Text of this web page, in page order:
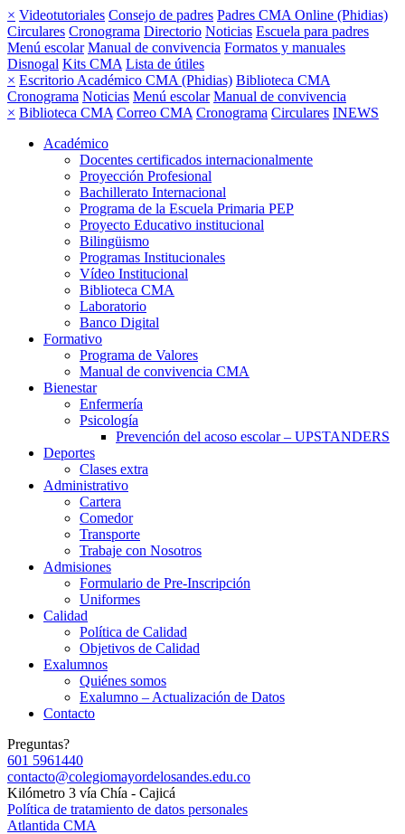
× Videotutoriales Consejo de padres Padres CMA Online (Phidias)
Circulares Cronograma Directorio Noticias Escuela para padres
Menú escolar Manual de convivencia Formatos y manuales
Disnogal Kits CMA Lista de útiles
× Escritorio Académico CMA (Phidias) Biblioteca CMA
Cronograma Noticias Menú escolar Manual de convivencia
× Biblioteca CMA Correo CMA Cronograma Circulares INEWS
Académico
Docentes certificados internacionalmente
Proyección Profesional
Bachillerato Internacional
Programa de la Escuela Primaria PEP
Proyecto Educativo institucional
Bilingüismo
Programas Institucionales
Vídeo Institucional
Biblioteca CMA
Laboratorio
Banco Digital
Formativo
Programa de Valores
Manual de convivencia CMA
Bienestar
Enfermería
Psicología
Prevención del acoso escolar – UPSTANDERS
Deportes
Clases extra
Administrativo
Cartera
Comedor
Transporte
Trabaje con Nosotros
Admisiones
Formulario de Pre-Inscripción
Uniformes
Calidad
Política de Calidad
Objetivos de Calidad
Exalumnos
Quiénes somos
Exalumno – Actualización de Datos
Contacto
Preguntas?
601 5961440
contacto@colegiomayordelosandes.edu.co
Kilómetro 3 vía Chía - Cajicá
Política de tratamiento de datos personales
Atlantida CMA